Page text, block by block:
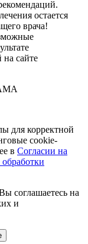
остается
врача!
сайте
для корректной
cookie-
в Согласии на
соглашаетесь на
и